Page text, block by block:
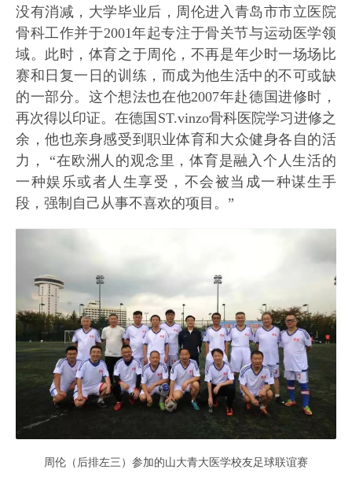
没有消减，大学毕业后，周伦进入青岛市市立医院
骨科工作并于2001年起专注于骨关节与运动医学领
域。此时，体育之于周伦，不再是年少时一场场比
赛和日复一日的训练，而成为他生活中的不可或缺
的一部分。这个想法也在他2007年赴德国进修时，
再次得以印证。在德国ST.vinzo骨科医院学习进修之
余，他也亲身感受到职业体育和大众健身各自的活
力， “在欧洲人的观念里，体育是融入个人生活的
一种娱乐或者人生享受，不会被当成一种谋生手
段，强制自己从事不喜欢的项目。”
周伦（后排左三）参加的山大青大医学校友足球联谊赛